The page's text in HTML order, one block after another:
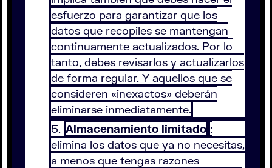
esfuerzo para garantizar que los
datos que recopiles se mantengan
continuamente actualizados. Por lo
tanto, debes revisarlos y actualizarlos
de forma regular. Y aquellos que se
consideren «inexactos» deberán
eliminarse inmediatamente.
Almacenamiento limitado :
elimina los datos que ya no necesitas,
a menos que tengas razones